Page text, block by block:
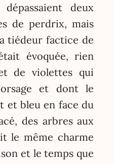
deux
de perdrix, mais
tiédeur factice de
évoquée, rien
de violettes qui
et dont le
et bleu en face du
des arbres aux
le même charme
et le temps que